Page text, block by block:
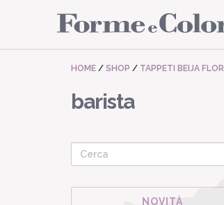
HOME / SHOP / TAPPETI BEIJA FLOR
barista
NOVITÀ